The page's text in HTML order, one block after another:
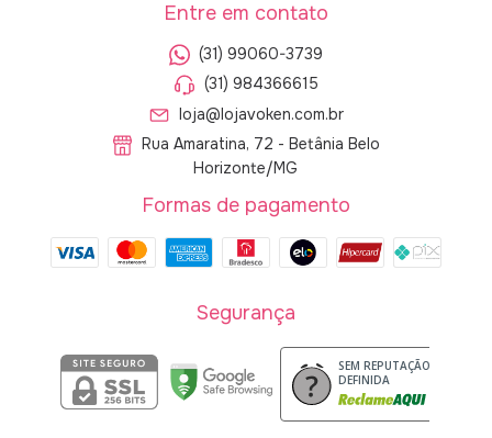
Entre em contato
(31) 99060-3739
(31) 984366615
loja@lojavoken.com.br
Rua Amaratina, 72 - Betânia Belo
Horizonte/MG
Formas de pagamento
Segurança
SEM REPUTAÇÃO
DEFINIDA